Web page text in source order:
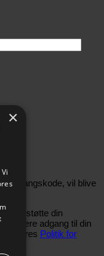
adgangskode, vil blive
understøtte din
adgang til din
i vores Politik for
×